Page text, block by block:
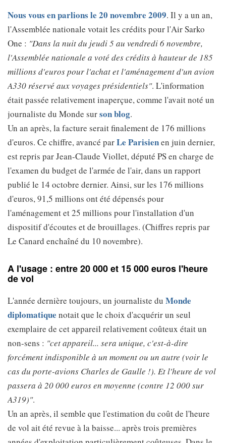
Nous vous en parlions le 20 novembre 2009. Il y a un an,
l'Assemblée nationale votait les crédits pour l'Air Sarko
One : "Dans la nuit du jeudi 5 au vendredi 6 novembre,
l'Assemblée nationale a voté des crédits à hauteur de 185
millions d'euros pour l'achat et l'aménagement d'un avion
A330 réservé aux voyages présidentiels". L'information
était passée relativement inaperçue, comme l'avait noté un
journaliste du Monde surson blog.
Un an après, la facture serait finalement de 176 millions
d'euros. Ce chiffre, avancé parLe Parisienen juin dernier,
est repris par Jean-Claude Viollet, député PS en charge de
l'examen du budget de l'armée de l'air, dans un rapport
publié le 14 octobre dernier. Ainsi, sur les 176 millions
d'euros, 91,5 millions ont été dépensés pour
l'aménagement et 25 millions pour l'installation d'un
dispositif d'écoutes et de brouillages. (Chiffres repris par
Le Canard enchaîné du 10 novembre).
A l'usage : entre 20 000 et 15 000 euros l'heure
de vol
L'année dernière toujours, un journaliste du Monde
diplomatique notait que le choix d'acquérir un seul
exemplaire de cet appareil relativement coûteux était un
non-sens : "cet appareil... sera unique, c'est-à-dire
forcément indisponible à un moment ou un autre (voir le
cas du porte-avions Charles de Gaulle !). Et l'heure de vol
passera à 20 000 euros en moyenne (contre 12 000 sur
A319)".
Un an après, il semble que l'estimation du coût de l'heure
de vol ait été revue à la baisse... après trois premières